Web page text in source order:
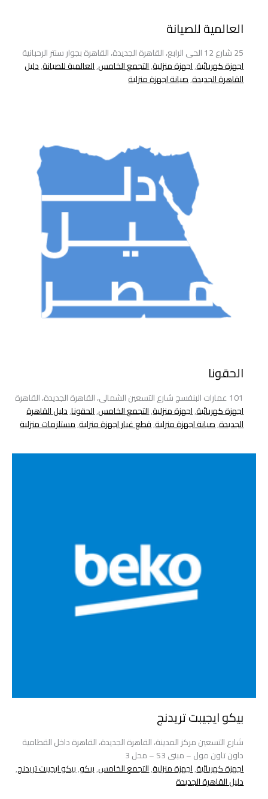
العالمية للصيانة
25 شارع 12 الحى الرابع، القاهرة الجديدة، القاهرة بجوار سنتر الرحبانية
اجهزة كهربائية,اجهزة منزلية,التجمع الخامس,العالمية للصيانة,دليل
القاهرة الجديدة,صيانة اجهزة منزلية
الحقونا
101 عمارات البنفسج شارع التسعين الشمالى، القاهرة الجديدة، القاهرة
اجهزة كهربائية,اجهزة منزلية,التجمع الخامس,الحقونا,دليل القاهرة
الجديدة,صيانة اجهزة منزلية,قطع غيار اجهزة منزلية,مستلزمات منزلية
بيكو ايجيبت تريدنج
شارع التسعين مركز المدينة، القاهرة الجديدة، القاهرة داخل القطامية
داون تاون مول – مبنى S3 – محل 3
اجهزة كهربائية,اجهزة منزلية,التجمع الخامس,بيكو,بيكو ايجيبت تريدنج,
دليل القاهرة الجديدة